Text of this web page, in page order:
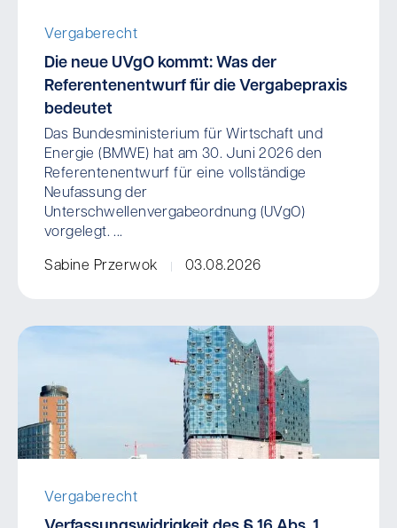
Vergaberecht
Die neue UVgO kommt: Was der
Referentenentwurf für die Vergabepraxis
bedeutet
Das Bundesministerium für Wirtschaft und
Energie (BMWE) hat am 30. Juni 2026 den
Referentenentwurf für eine vollständige
Neufassung der
Unterschwellenvergabeordnung (UVgO)
vorgelegt. ...
Sabine Przerwok 03.08.2026
Vergaberecht